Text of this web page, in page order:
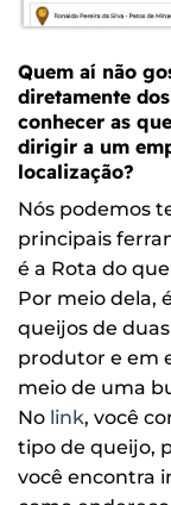
Quem aí não
diretamente
conhecer as
dirigir a um
localização?
Nós podemos
principais
é a Rota do
Por meio dela,
queijos de
produtor e em
meio de uma
No link, você
tipo de queijo,
você encontra